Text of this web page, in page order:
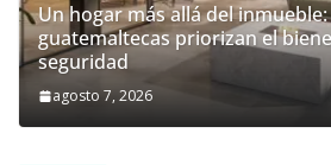
Un hogar más allá del
guatemaltecas priorizan el
seguridad
agosto 7, 2026